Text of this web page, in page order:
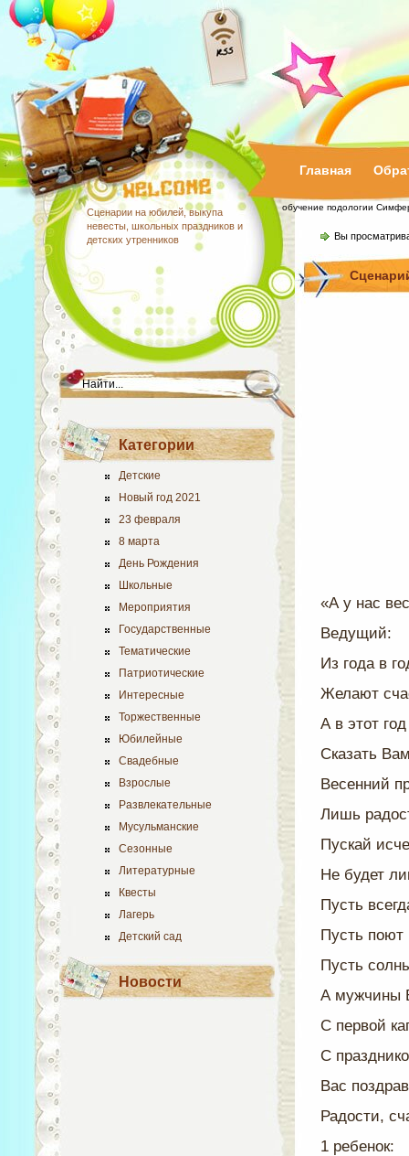
Главная
обучение подологии
Сценарии на юбилей, выкупа
невесты, школьных праздников и
детских утренников
Категории
Детские
Новый год 2021
23 февраля
8 марта
День Рождения
Школьные
Мероприятия
Государственные
Тематические
Патриотические
Интересные
Торжественные
Юбилейные
Свадебные
Взрослые
Развлекательные
Мусульманские
Сезонные
Литературные
Квесты
Лагерь
Детский сад
Новости
Вы
«А у нас
Ведущий:
Из года в
Желают
А в этот
Сказать
Весенний
Лишь
Пускай
Не будет
Пусть
Пусть поют
Пусть
А мужчины
С первой
С
Вас
Радости,
1 ребенок: